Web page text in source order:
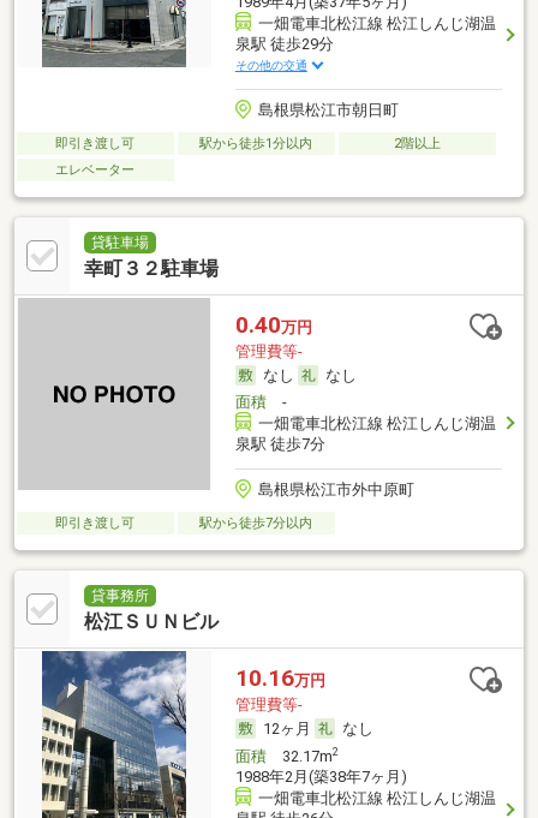
一畑電車北松江線 松江しんじ湖温
泉駅 徒歩29分
その他の交通
島根県松江市朝日町
即引き渡し可 駅から徒歩1分以内
2階以上
エレベーター
貸駐車場
幸町３２駐車場
0.40万円
管理費等-
なし
なし
面積-
一畑電車北松江線 松江しんじ湖温
泉駅 徒歩7分
島根県松江市外中原町
即引き渡し可 駅から徒歩7分以内
貸事務所
松江ＳＵＮビル
10.16万円
管理費等-
12ヶ月
なし
面積32.17m2
1988年2月(築38年7ヶ月)
一畑電車北松江線 松江しんじ湖温